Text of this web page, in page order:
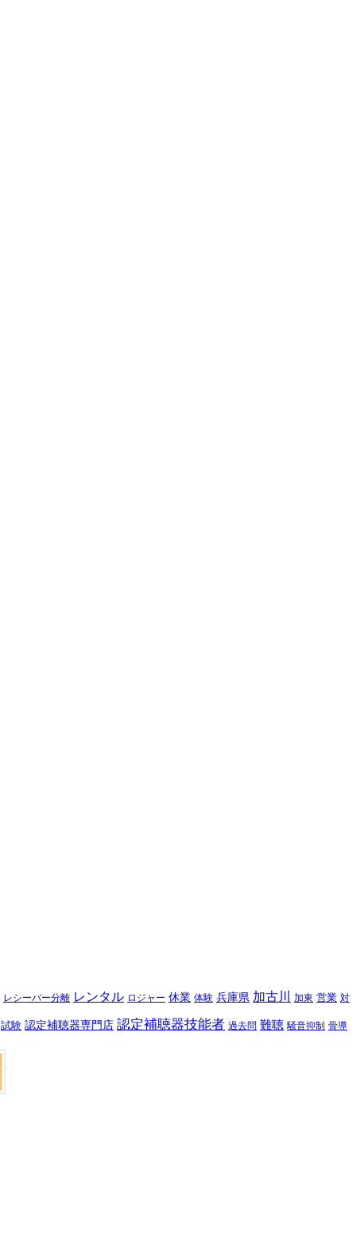
レシーバー分離 レンタル ロジャー 休業 体験 兵庫県 加古川 加東 営業 対
試験 認定補聴器専門店 認定補聴器技能者 過去問 難聴 騒音抑制 骨導